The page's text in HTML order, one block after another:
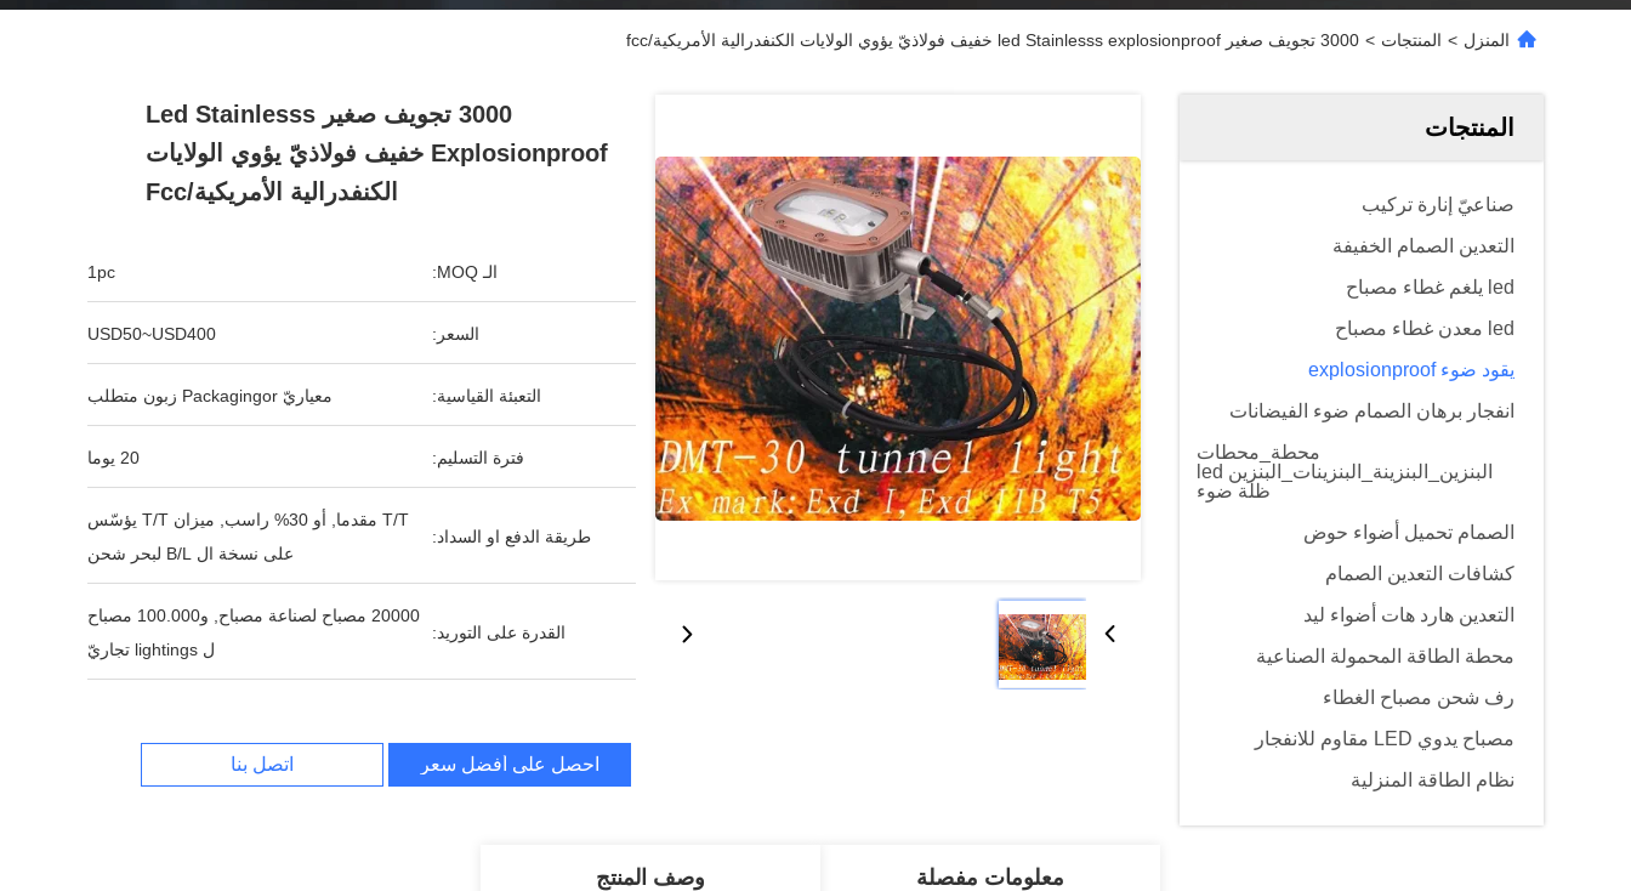
المنزل > المنتجات > 3000 تجويف صغير led Stainlesss explosionproof خفيف فولاذيّ يؤوي الولايات الكنفدرالية الأمريكية/fcc
المنتجات
صناعيّ إنارة تركيب
التعدين الصمام الخفيفة
led يلغم غطاء مصباح
led معدن غطاء مصباح
يقود ضوء explosionproof
انفجار برهان الصمام ضوء الفيضانات
محطة_محطات
البنزين_البنزينة_البنزينات_البنزين led
ظلة ضوء
الصمام تحميل أضواء حوض
كشافات التعدين الصمام
التعدين هارد هات أضواء ليد
محطة الطاقة المحمولة الصناعية
رف شحن مصباح الغطاء
مصباح يدوي LED مقاوم للانفجار
نظام الطاقة المنزلية
3000 تجويف صغير Led Stainlesss
Explosionproof خفيف فولاذيّ يؤوي الولايات
الكنفدرالية الأمريكية/fcc
الـ MOQ: 1pc
السعر: USD50~USD400
التعبئة القياسية: معياريّ Packagingor زبون متطلب
فترة التسليم: 20 يوما
طريقة الدفع او السداد:
T/T مقدما, أو 30% راسب, ميزان T/T يؤسّس
على نسخة ال B/L لبحر شحن
القدرة على التوريد:
20000 مصباح لصناعة مصباح, و100.000 مصباح
ل lightings تجاريّ
احصل على أفضل سعر اتصل بنا
معلومات مفصلة وصف المنتج